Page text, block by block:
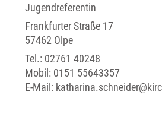
Jugendreferentin
Frankfurter Straße 17
57462 Olpe
Tel.: 02761 40248
Mobil: 0151 55643357
E-Mail: